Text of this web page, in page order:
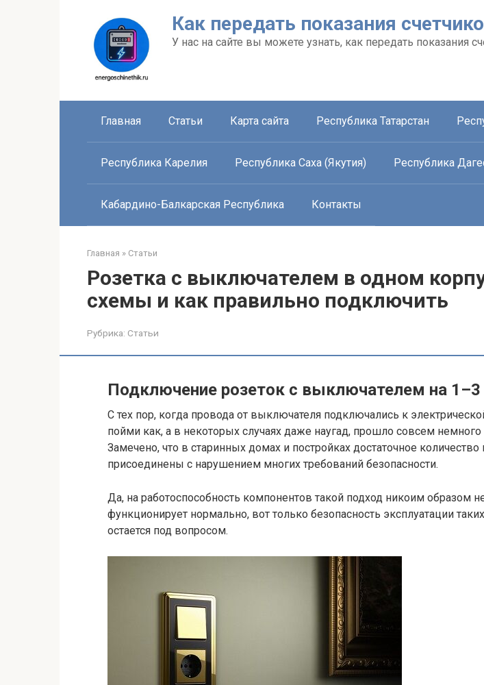
Как передать показания
У нас на сайте вы можете узнать, как передать показания
Главная Статьи Карта сайта Республика Татарстан
Республика Карелия Республика Саха (Якутия) Республика
Кабардино-Балкарская Республика Контакты
Главная » Статьи
Розетка с выключателем в одном
схемы и как правильно подключить
Рубрика: Статьи
Подключение розеток с выключателем на
С тех пор, когда провода от выключателя подключались к
пойми как, а в некоторых случаях даже наугад, прошло совсем
Замечено, что в старинных домах и постройках достаточное
присоединены с нарушением многих требований безопасности.
Да, на работоспособность компонентов такой подход никоим образом
функционирует нормально, вот только безопасность эксплуатации
остается под вопросом.